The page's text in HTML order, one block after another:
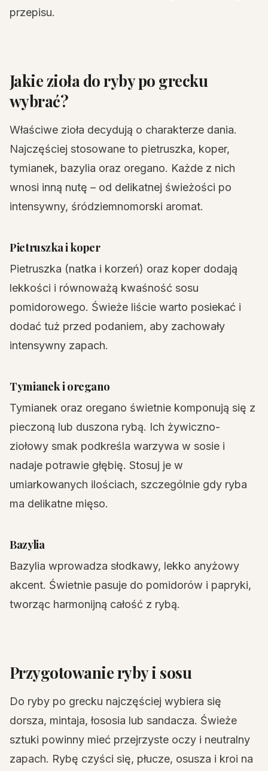
przepisu.
Jakie zioła do ryby po grecku
wybrać?
Właściwe zioła decydują o charakterze dania.
Najczęściej stosowane to pietruszka, koper,
tymianek, bazylia oraz oregano. Każde z nich
wnosi inną nutę – od delikatnej świeżości po
intensywny, śródziemnomorski aromat.
Pietruszka i koper
Pietruszka (natka i korzeń) oraz koper dodają
lekkości i równoważą kwaśność sosu
pomidorowego. Świeże liście warto posiekać i
dodać tuż przed podaniem, aby zachowały
intensywny zapach.
Tymianek i oregano
Tymianek oraz oregano świetnie komponują się z
pieczoną lub duszona rybą. Ich żywiczno-
ziołowy smak podkreśla warzywa w sosie i
nadaje potrawie głębię. Stosuj je w
umiarkowanych ilościach, szczególnie gdy ryba
ma delikatne mięso.
Bazylia
Bazylia wprowadza słodkawy, lekko anyżowy
akcent. Świetnie pasuje do pomidorów i papryki,
tworząc harmonijną całość z rybą.
Przygotowanie ryby i sosu
Do ryby po grecku najczęściej wybiera się
dorsza, mintaja, łososia lub sandacza. Świeże
sztuki powinny mieć przejrzyste oczy i neutralny
zapach. Rybę czyści się, płucze, osusza i kroi na